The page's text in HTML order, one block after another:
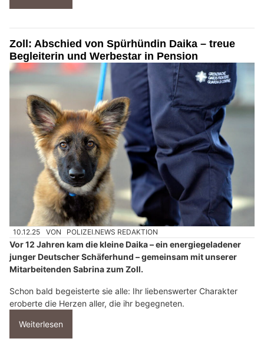
Zoll: Abschied von Spürhündin Daika – treue
Begleiterin und Werbestar in Pension
10.12.25 VON POLIZEI.NEWS REDAKTION
Vor 12 Jahren kam die kleine Daika – ein energiegeladener
junger Deutscher Schäferhund – gemeinsam mit unserer
Mitarbeitenden Sabrina zum Zoll.
Schon bald begeisterte sie alle: Ihr liebenswerter Charakter
eroberte die Herzen aller, die ihr begegneten.
Weiterlesen